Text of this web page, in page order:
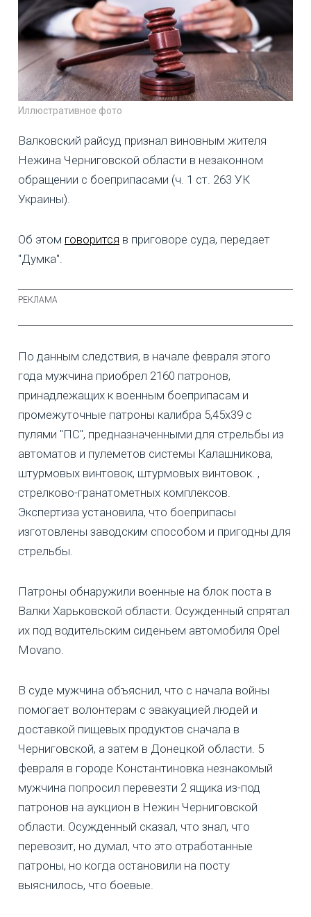
Иллюстративное фото
Валковский райсуд признал виновным жителя
Нежина Черниговской области в незаконном
обращении с боеприпасами (ч. 1 ст. 263 УК
Украины).
Об этом говорится в приговоре суда, передает
"Думка".
По данным следствия, в начале февраля этого
года мужчина приобрел 2160 патронов,
принадлежащих к военным боеприпасам и
промежуточные патроны калибра 5,45x39 с
пулями "ПС", предназначенными для стрельбы из
автоматов и пулеметов системы Калашникова,
штурмовых винтовок, штурмовых винтовок. ,
стрелково-гранатометных комплексов.
Экспертиза установила, что боеприпасы
изготовлены заводским способом и пригодны для
стрельбы.
Патроны обнаружили военные на блок поста в
Валки Харьковской области. Осужденный спрятал
их под водительским сиденьем автомобиля Opel
Movano.
В суде мужчина объяснил, что с начала войны
помогает волонтерам с эвакуацией людей и
доставкой пищевых продуктов сначала в
Черниговской, а затем в Донецкой области. 5
февраля в городе Константиновка незнакомый
мужчина попросил перевезти 2 ящика из-под
патронов на аукцион в Нежин Черниговской
области. Осужденный сказал, что знал, что
перевозит, но думал, что это отработанные
патроны, но когда остановили на посту
выяснилось, что боевые.